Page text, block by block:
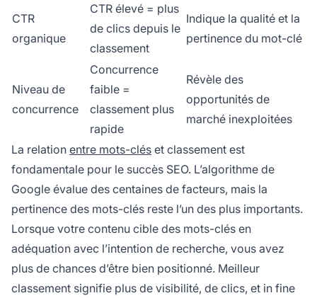
CTR
organique
CTR élevé = plus
de clics depuis le
classement
Indique la qualité et la
pertinence du mot-clé
Niveau de
concurrence
Concurrence
faible =
classement plus
rapide
Révèle des
opportunités de
marché inexploitées
La relation entre mots-clés et classement est
fondamentale pour le succès SEO. L’algorithme de
Google évalue des centaines de facteurs, mais la
pertinence des mots-clés reste l’un des plus importants.
Lorsque votre contenu cible des mots-clés en
adéquation avec l’intention de recherche, vous avez
plus de chances d’être bien positionné. Meilleur
classement signifie plus de visibilité, de clics, et in fine